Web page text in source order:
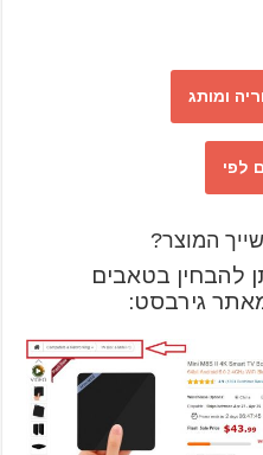
המוצר?
להבחין בטאבים
גירבסט: